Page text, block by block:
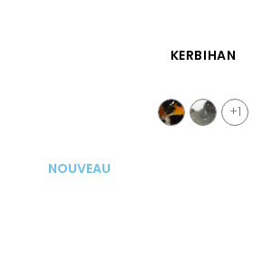
APERÇU RAPIDE
KERBIHAN
+1
NOUVEAU